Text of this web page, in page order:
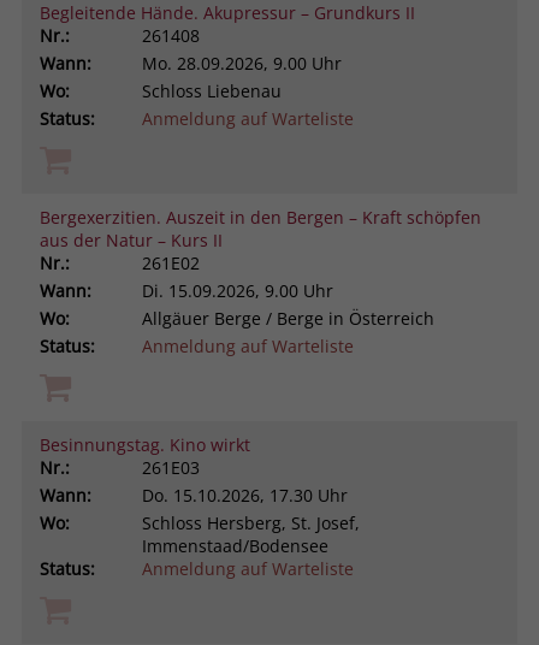
Begleitende Hände. Akupressur – Grundkurs II
Nr.:
261408
Wann:
Mo. 28.09.2026, 9.00 Uhr
Wo:
Schloss Liebenau
Status:
Anmeldung auf Warteliste
Bergexerzitien. Auszeit in den Bergen – Kraft schöpfen
aus der Natur – Kurs II
Nr.:
261E02
Wann:
Di. 15.09.2026, 9.00 Uhr
Wo:
Allgäuer Berge / Berge in Österreich
Status:
Anmeldung auf Warteliste
Besinnungstag. Kino wirkt
Nr.:
261E03
Wann:
Do. 15.10.2026, 17.30 Uhr
Wo:
Schloss Hersberg, St. Josef,
Immenstaad/Bodensee
Status:
Anmeldung auf Warteliste